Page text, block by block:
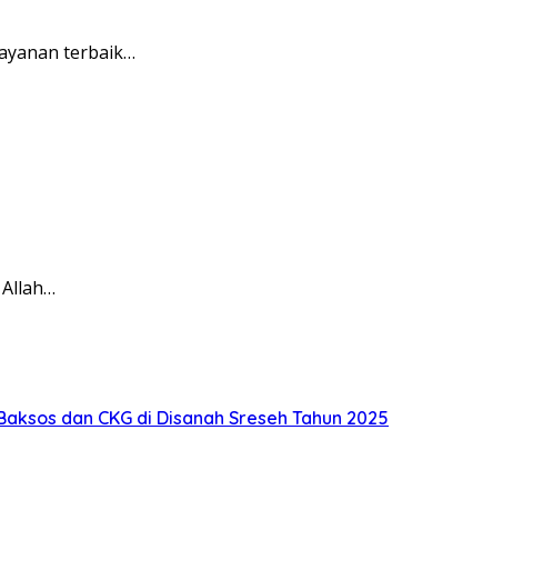
terbaik…
dan CKG di Disanah Sreseh Tahun 2025